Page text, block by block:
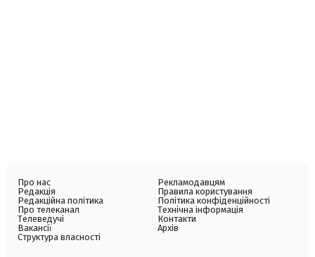
Про нас
Редакція
Редакційна політика
Про телеканал
Телеведучі
Вакансії
Структура власності
Рекламодавцям
Правила користування
Політика конфіденційності
Технічна інформація
Контакти
Архів